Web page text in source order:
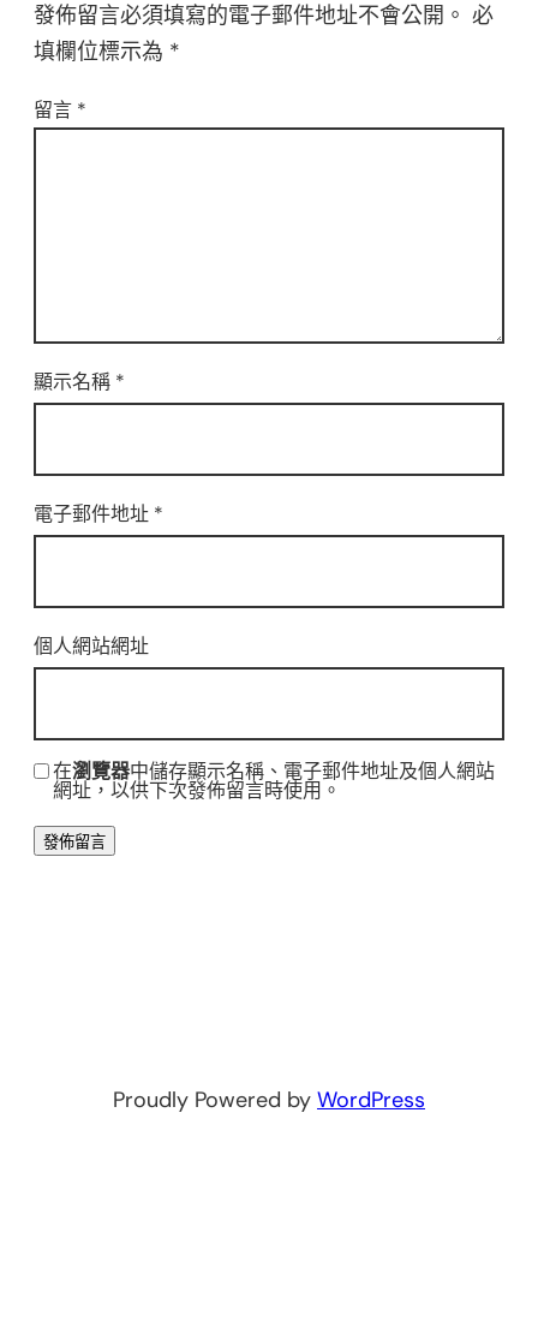
發佈留言必須填寫的電子郵件地址不會公開。 必
填欄位標示為 *
留言 *
顯示名稱 *
電子郵件地址 *
個人網站網址
在瀏覽器中儲存顯示名稱、電子郵件地址及個人網站
網址，以供下次發佈留言時使用。
Proudly Powered by WordPress